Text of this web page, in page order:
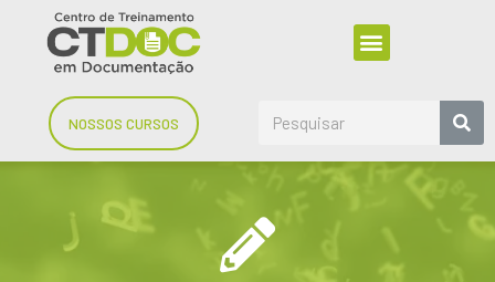
NOSSOS CURSOS